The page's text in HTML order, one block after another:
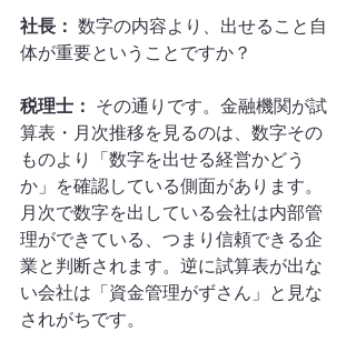
社長： 数字の内容より、出せること自
体が重要ということですか？
税理士： その通りです。金融機関が試
算表・月次推移を見るのは、数字その
ものより「数字を出せる経営かどう
か」を確認している側面があります。
月次で数字を出している会社は内部管
理ができている、つまり信頼できる企
業と判断されます。逆に試算表が出な
い会社は「資金管理がずさん」と見な
されがちです。